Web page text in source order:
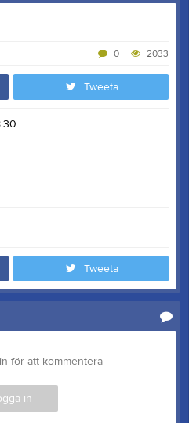
2033
0
Tweeta
Tweeta
för att kommentera
in